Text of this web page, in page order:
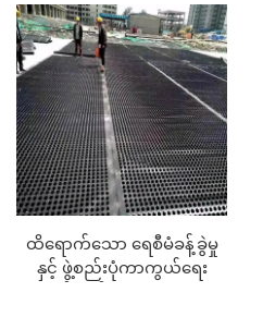
ထိရောက်သော ရေစီမံခန့်ခွဲမှု
နှင့် ဖွဲ့စည်းပုံကာကွယ်ရေး